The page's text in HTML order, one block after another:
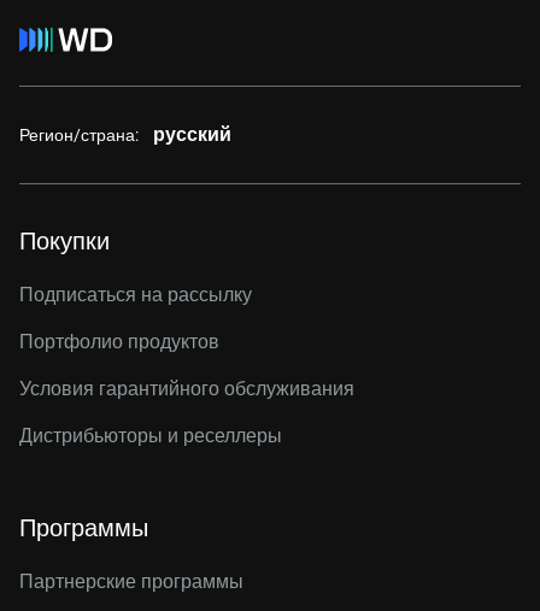
Регион/страна: русский
Покупки
Подписаться на рассылку
Портфолио продуктов
Условия гарантийного обслуживания
Дистрибьюторы и реселлеры
Программы
Партнерские программы